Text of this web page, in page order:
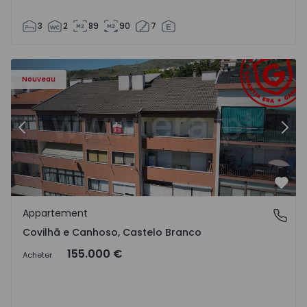
3 2 89 90 7
Nouveau
- 18
Appartement T2 Covilhã, Covilhã e Canhoso - 1497806 -
Précédent
Covilhã e Canhoso, Castelo Branco
Appartement
Covilhã e Canhoso, Castelo Branco
Acheter 155.000 €